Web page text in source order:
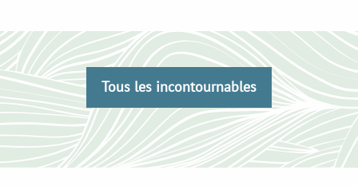
Tous les incontournables